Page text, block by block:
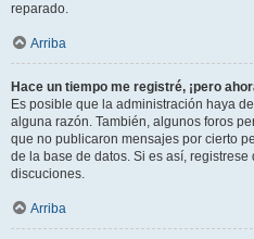
reparado.
Arriba
Hace un tiempo me registré, ¡pero
Es posible que la administración haya
alguna razón. También, algunos foros
que no publicaron mensajes por cierto
de la base de datos. Si es así,
discuciones.
Arriba